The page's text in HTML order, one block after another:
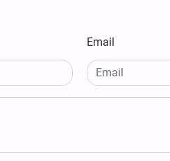
Email